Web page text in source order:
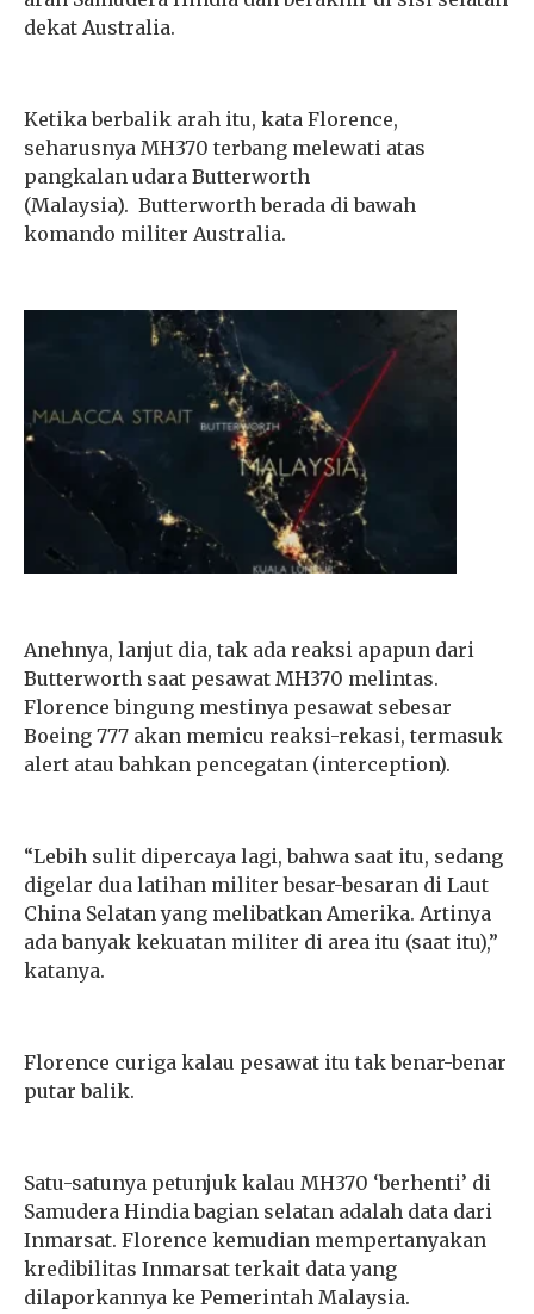
dekat Australia.
Ketika berbalik arah itu, kata Florence,
seharusnya MH370 terbang melewati atas
pangkalan udara Butterworth
(Malaysia). Butterworthberada di bawah
komando militer Australia.
Anehnya, lanjut dia, tak ada reaksi apapun dari
Butterworth saat pesawat MH370 melintas.
Florence bingung mestinya pesawat sebesar
Boeing 777 akan memicu reaksi-rekasi, termasuk
alert atau bahkan pencegatan (interception).
“Lebih sulit dipercaya lagi, bahwa saat itu, sedang
digelar dua latihan militer besar-besaran di Laut
China Selatan yang melibatkan Amerika. Artinya
ada banyak kekuatan militer di area itu (saat itu),”
katanya.
Florence curiga kalau pesawat itu tak benar-benar
putar balik.
Satu-satunya petunjuk kalau MH370 ‘berhenti’ di
Samudera Hindia bagian selatan adalah data dari
Inmarsat. Florence kemudian mempertanyakan
kredibilitas Inmarsat terkait data yang
dilaporkannya ke Pemerintah Malaysia.